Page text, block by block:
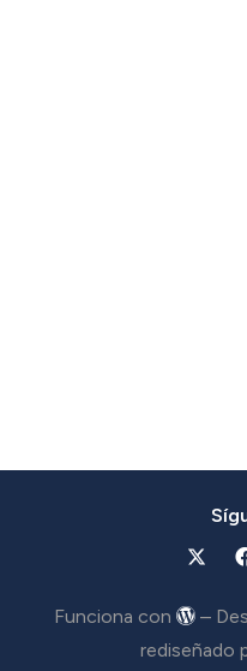
Funciona con –
rediseñado